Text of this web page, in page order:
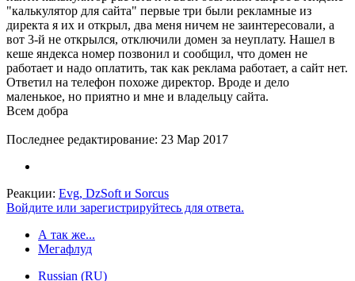
"калькулятор для сайта" первые три были рекламные из
директа я их и открыл, два меня ничем не заинтересовали, а
вот 3-й не открылся, отключили домен за неуплату. Нашел в
кеше яндекса номер позвонил и сообщил, что домен не
работает и надо оплатить, так как реклама работает, а сайт нет.
Ответил на телефон похоже директор. Вроде и дело
маленькое, но приятно и мне и владельцу сайта.
Всем добра
Последнее редактирование: 23 Мар 2017
Реакции: Evg, DzSoftи Sorcus
Войдите или зарегистрируйтесь для ответа.
А так же...
Мегафлуд
Russian (RU)